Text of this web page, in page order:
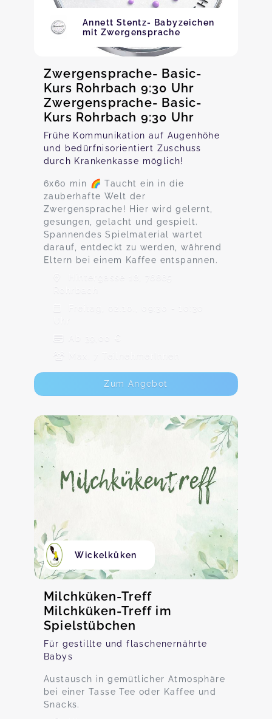
Annett Stentz- Babyzeichen
mit Zwergensprache
Zwergensprache- Basic-
Kurs Rohrbach 9:30 Uhr
Zwergensprache- Basic-
Kurs Rohrbach 9:30 Uhr
Frühe Kommunikation auf Augenhöhe
und bedürfnisorientiert Zuschuss
durch Krankenkasse möglich!
6x60 min 🌈 Taucht ein in die
zauberhafte Welt der
Zwergensprache! Hier wird gelernt,
gesungen, gelacht und gespielt.
Spannendes Spielmaterial wartet
darauf, entdeckt zu werden, während
Eltern bei einem Kaffee entspannen.
Hintergasse 18, 76865
Rohrbach
Freitag, 02.10., 09:30 - 10:30
Ab 39,00 €
Max. 7 TeilnehmerInnen
Zum Angebot
Wickelküken
Milchküken-Treff
Milchküken-Treff im
Spielstübchen
Für gestillte und flaschenernährte
Babys
Austausch in gemütlicher Atmosphäre
bei einer Tasse Tee oder Kaffee und
Snacks.